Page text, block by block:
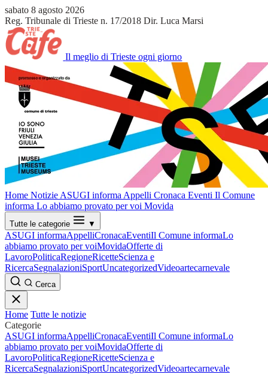
sabato 8 agosto 2026
Reg. Tribunale di Trieste n. 17/2018 Dir. Luca Marsi
Il meglio di Trieste ogni giorno
Home Notizie ASUGI informa Appelli Cronaca Eventi Il Comune
informa Lo abbiamo provato per voi Movida
Tutte le categorie ▼
ASUGI informaAppelliCronacaEventiIl Comune informaLo
abbiamo provato per voiMovidaOfferte di
LavoroPoliticaRegioneRicetteScienza e
RicercaSegnalazioniSportUncategorizedVideoartecarnevale
Cerca
Home Tutte le notizie
Categorie
ASUGI informaAppelliCronacaEventiIl Comune informaLo
abbiamo provato per voiMovidaOfferte di
LavoroPoliticaRegioneRicetteScienza e
RicercaSegnalazioniSportUncategorizedVideoartecarnevale